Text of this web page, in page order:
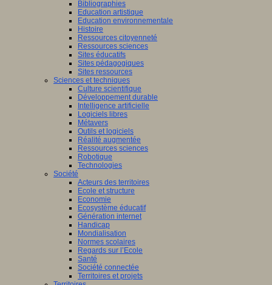
Bibliographies
Education artistique
Education environnementale
Histoire
Ressources citoyenneté
Ressources sciences
Sites éducatifs
Sites pédagogiques
Sites ressources
Sciences et techniques
Culture scientifique
Développement durable
Intelligence artificielle
Logiciels libres
Métavers
Outils et logiciels
Réalité augmentée
Ressources sciences
Robotique
Technologies
Société
Acteurs des territoires
Ecole et structure
Economie
Ecosystème éducatif
Génération internet
Handicap
Mondialisation
Normes scolaires
Regards sur l’Ecole
Santé
Société connectée
Territoires et projets